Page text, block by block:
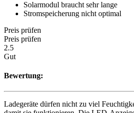
Solarmodul braucht sehr lange
Stromspeicherung nicht optimal
Preis prüfen
Preis prüfen
2.5
Gut
Bewertung:
Ladegeräte dürfen nicht zu viel